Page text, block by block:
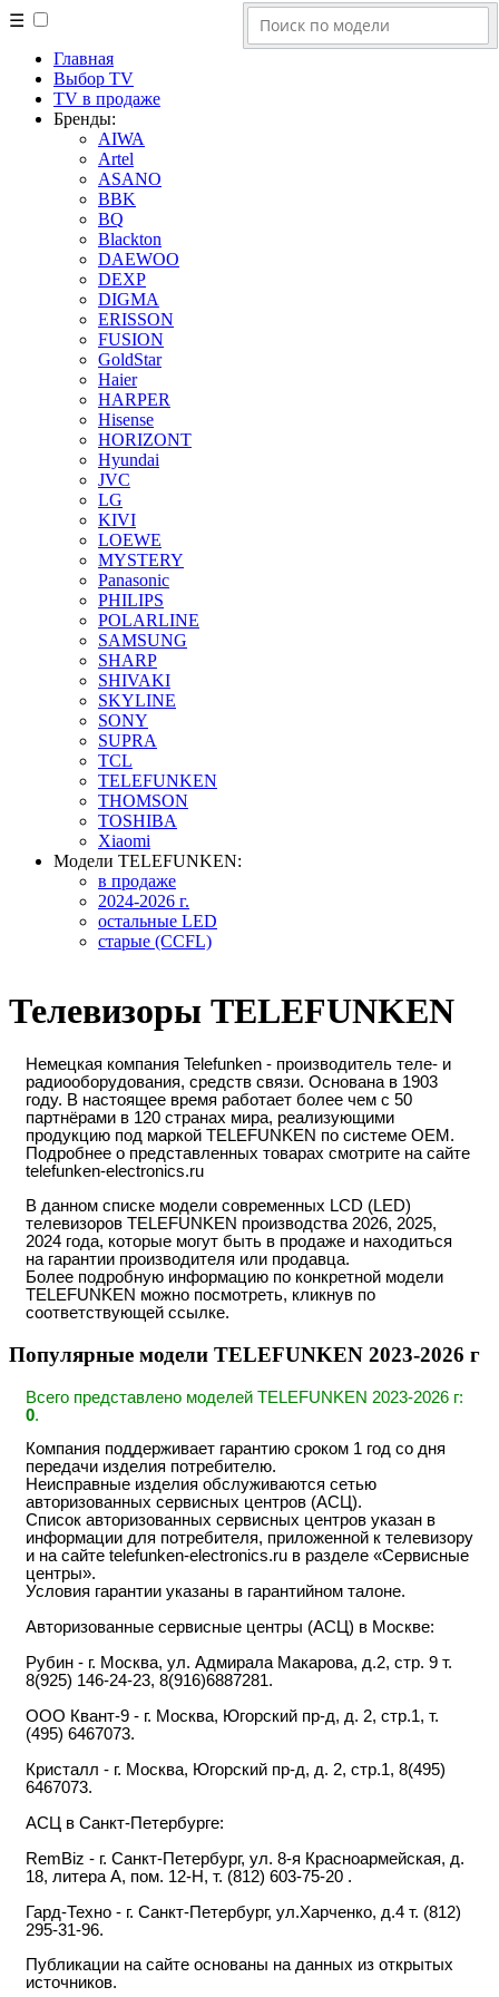
☰
Главная
Выбор TV
TV в продаже
Бренды:
AIWA
Artel
ASANO
BBK
BQ
Blackton
DAEWOO
DEXP
DIGMA
ERISSON
FUSION
GoldStar
Haier
HARPER
Hisense
HORIZONT
Hyundai
JVC
LG
KIVI
LOEWE
MYSTERY
Panasonic
PHILIPS
POLARLINE
SAMSUNG
SHARP
SHIVAKI
SKYLINE
SONY
SUPRA
TCL
TELEFUNKEN
THOMSON
TOSHIBA
Xiaomi
Модели TELEFUNKEN:
в продаже
2024-2026 г.
остальные LED
старые (CCFL)
Телевизоры TELEFUNKEN
Немецкая компания Telefunken - производитель теле- и
радиооборудования, средств связи. Основана в 1903
году. В настоящее время работает более чем с 50
партнёрами в 120 странах мира, реализующими
продукцию под маркой TELEFUNKEN по системе OEM.
Подробнее о представленных товарах смотрите на сайте
telefunken-electronics.ru
В данном списке модели современных LCD (LED)
телевизоров TELEFUNKEN производства 2026, 2025,
2024 года, которые могут быть в продаже и находиться
на гарантии производителя или продавца.
Более подробную информацию по конкретной модели
TELEFUNKEN можно посмотреть, кликнув по
соответствующей ссылке.
Популярные модели TELEFUNKEN 2023-2026 г
Всего представлено моделей TELEFUNKEN 2023-2026 г:
0.
Компания поддерживает гарантию сроком 1 год со дня
передачи изделия потребителю.
Неисправные изделия обслуживаются сетью
авторизованных сервисных центров (АСЦ).
Список авторизованных сервисных центров указан в
информации для потребителя, приложенной к телевизору
и на сайте telefunken-electronics.ru в разделе «Сервисные
центры».
Условия гарантии указаны в гарантийном талоне.
Авторизованные сервисные центры (АСЦ) в Москве:
Рубин - г. Москва, ул. Адмирала Макарова, д.2, стр. 9 т.
8(925) 146-24-23, 8(916)6887281.
ООО Квант-9 - г. Москва, Югорский пр-д, д. 2, стр.1, т.
(495) 6467073.
Кристалл - г. Москва, Югорский пр-д, д. 2, стр.1, 8(495)
6467073.
АСЦ в Санкт-Петербурге:
RemBiz - г. Санкт-Петербург, ул. 8-я Красноармейская, д.
18, литера А, пом. 12-Н, т. (812) 603-75-20 .
Гард-Техно - г. Санкт-Петербург, ул.Харченко, д.4 т. (812)
295-31-96.
Публикации на сайте основаны на данных из открытых
источников.